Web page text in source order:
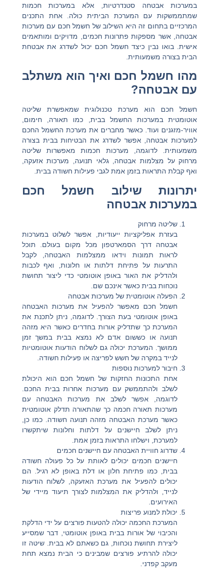
במערכות אבטחה סטנדרטיות, אלא במערכות חכמות
שמתממשקות עם המערכת הביתית כולה. אחת התכנים
המרכזיים בתחום זה היא השילוב של חשמל חכם עם מערכות
אבטחה, אשר מספקות פתרונות חכמים, מדויקים ומותאמים
אישית. בואו נבין כיצד חשמל חכם יכול לשדרג את אבטחת
הבית בצורה משמעותית.
מהו חשמל חכם ואיך הוא משתלב
עם אבטחה?
חשמל חכם הוא מערכת טכנולוגית שמאפשרת שליטה
אוטומטית במערכות החשמל בבית, כמו תאורה, חימום,
אוויר-מזגנים ועוד. כאשר מחברים את מערכת החשמל החכם
למערכות אבטחה, אפשר לשדרג את הבטיחות בבית בצורה
משמעותית. לדוגמה, מערכות חכמות מאפשרות שליטה
מרחוק על מצלמות אבטחה, גלאי תנועה, מערכות אזעקה,
ואף קבלת התראות בזמן אמת לגבי פעילות חשודה בבית.
יתרונות שילוב חשמל חכם
במערכות אבטחה
שליטה מרחוק
בעזרת אפליקציות ייעודיות, אפשר לשלוט במערכות
אבטחה דרך הסמארטפון מכל מקום בעולם. תוכל
לראות תמונות וידאו ממצלמות האבטחה, לקבל
התרעות על פתיחת דלתות או חלונות, ואף לכבות
ולהדליק את האור באופן אוטומטי כדי ליצור תחושת
נוכחות בבית כאשר אינכם שם.
הפעלה אוטומטית של מערכות אבטחה
חשמל חכם מאפשר להפעיל את מערכות האבטחה
באופן אוטומטי בעת הצורך. לדוגמה, ניתן לתכנת את
המערכת כך שתדליק אורות בחדרים כאשר היא מזהה
תנועה או כששום אדם לא נמצא בבית במשך זמן
ממושך. המערכת יכולה גם לשלוח הודעות אוטומטיות
לנייד במקרה של חשש לפריצה או פעילות חשודה.
חיבור למערכות נוספות
אחת התכונות החזקות של חשמל חכם הוא היכולת
לשלב ולהתממשק עם מערכות אחרות בבית החכם.
לדוגמה, אפשר לשלב את מערכות האבטחה עם
מערכות תאורה חכמה כך שהתאורה תדלק אוטומטית
כאשר מערכת האבטחה מזהה תנועה חשודה. כמו כן,
ניתן לשלב חיישנים על דלתות וחלונות שיתקשרו
למערכת, וישלחו התראות בזמן אמת.
שדרוג חוויית האבטחה עם חיישנים חכמים
חיישנים חכמים יכולים לאותת על כל פעולה חשודה
בבית, כמו פתיחת חלון או דלת באופן לא רגיל. הם
יכולים להפעיל את מערכת האזעקה, לשלוח הודעות
לנייד, ולהדליק את המצלמות לצורך תיעוד מיידי של
האירועים.
יכולת למנוע פריצות
המערכת החכמה יכולה להטעות פורצים על ידי הדלקת
והכיבוי של אורות בבית באופן אוטומטי, דבר שמסייע
ליצירת תחושת נוכחות, גם כשאתם לא בבית. שיטה זו
יכולה להרתיע פורצים שמבינים כי הבית נמצא תחת
מעקב קפדני.